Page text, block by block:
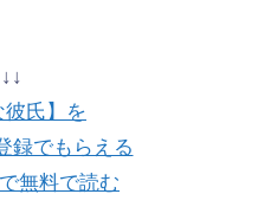
彼氏】を
録でもらえる
無料で読む